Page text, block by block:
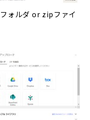
ォルダ or zipファイ